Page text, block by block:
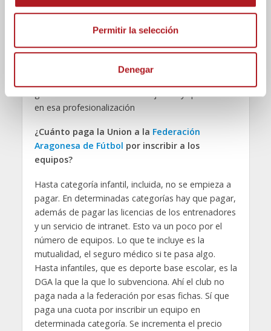
Permitir la selección
Denegar
el número de directivos en el club, ya que somos
solo 7 en un club con 450 licencias. Lo normal sería
estar por lo menos 10 o 12 directivos para poder
hacer un mejor reparto de las tareas. Es inviable
mantenerlo a largo plazo porque te consume y te
en esa profesionalización
¿Cuánto paga la Union a la Federación
Aragonesa de Fútbol por inscribir a los
equipos?
Hasta categoría infantil, incluida, no se empieza a
pagar. En determinadas categorías hay que pagar,
además de pagar las licencias de los entrenadores
y un servicio de intranet. Esto va un poco por el
número de equipos. Lo que te incluye es la
mutualidad, el seguro médico si te pasa algo.
Hasta infantiles, que es deporte base escolar, es la
DGA la que la que lo subvenciona. Ahí el club no
paga nada a la federación por esas fichas. Sí que
paga una cuota por inscribir un equipo en
determinada categoría. Se incrementa el precio